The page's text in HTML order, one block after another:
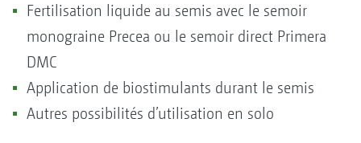
Fertilisation liquide au semis avec le semoir
monograine Precea ou le semoir direct Primera
DMC
Application de biostimulants durant le semis
Autres possibilités d’utilisation en solo